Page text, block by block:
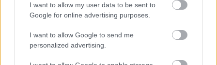
I want to allow my user data to be sent to
Google for online advertising purposes.
I want to allow Google to send me
personalized advertising.
Hnědá rýže je všestranná obilovina, která se hodí do
může být základem pro mnoho pokrmů. Tato
vydatná obilovina zvyšuje nutriční hodnotu a